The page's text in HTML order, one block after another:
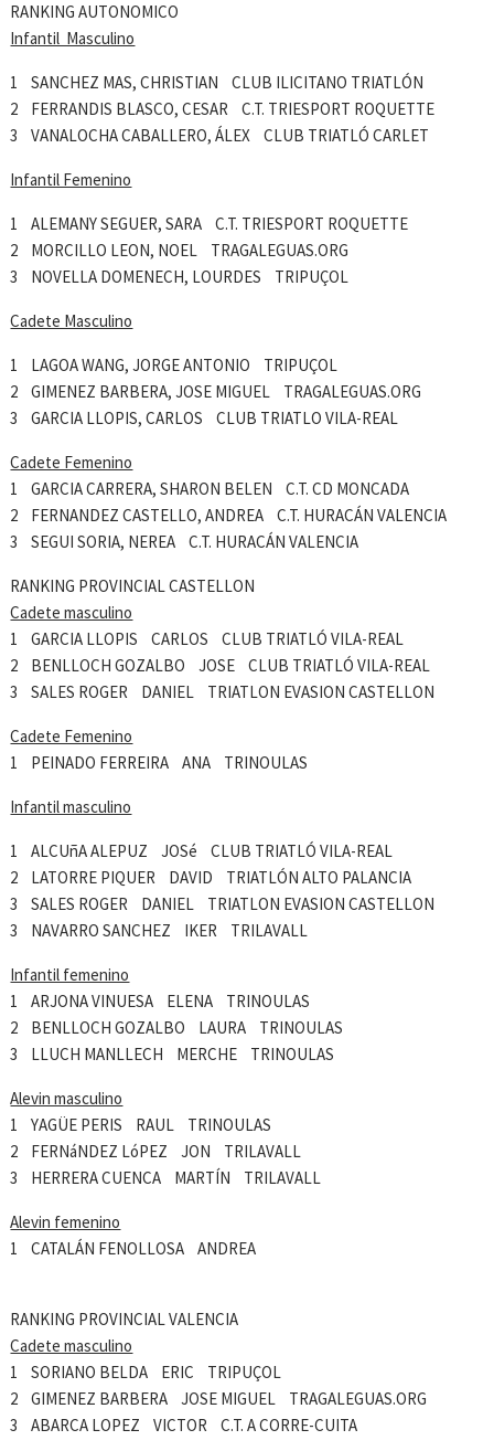
RANKING AUTONOMICO
Infantil Masculino
1 SANCHEZ MAS, CHRISTIAN CLUB ILICITANO TRIATLÓN
2 FERRANDIS BLASCO, CESAR C.T. TRIESPORT ROQUETTE
3 VANALOCHA CABALLERO, ÁLEX CLUB TRIATLÓ CARLET
Infantil Femenino
1 ALEMANY SEGUER, SARA C.T. TRIESPORT ROQUETTE
2 MORCILLO LEON, NOEL TRAGALEGUAS.ORG
3 NOVELLA DOMENECH, LOURDES TRIPUÇOL
Cadete Masculino
1 LAGOA WANG, JORGE ANTONIO TRIPUÇOL
2 GIMENEZ BARBERA, JOSE MIGUEL TRAGALEGUAS.ORG
3 GARCIA LLOPIS, CARLOS CLUB TRIATLO VILA-REAL
Cadete Femenino
1 GARCIA CARRERA, SHARON BELEN C.T. CD MONCADA
2 FERNANDEZ CASTELLO, ANDREA C.T. HURACÁN VALENCIA
3 SEGUI SORIA, NEREA C.T. HURACÁN VALENCIA
RANKING PROVINCIAL CASTELLON
Cadete masculino
1 GARCIA LLOPIS CARLOS CLUB TRIATLÓ VILA-REAL
2 BENLLOCH GOZALBO JOSE CLUB TRIATLÓ VILA-REAL
3 SALES ROGER DANIEL TRIATLON EVASION CASTELLON
Cadete Femenino
1 PEINADO FERREIRA ANA TRINOULAS
Infantil masculino
1 ALCUñA ALEPUZ JOSé CLUB TRIATLÓ VILA-REAL
2 LATORRE PIQUER DAVID TRIATLÓN ALTO PALANCIA
3 SALES ROGER DANIEL TRIATLON EVASION CASTELLON
3 NAVARRO SANCHEZ IKER TRILAVALL
Infantil femenino
1 ARJONA VINUESA ELENA TRINOULAS
2 BENLLOCH GOZALBO LAURA TRINOULAS
3 LLUCH MANLLECH MERCHE TRINOULAS
Alevin masculino
1 YAGÜE PERIS RAUL TRINOULAS
2 FERNáNDEZ LóPEZ JON TRILAVALL
3 HERRERA CUENCA MARTÍN TRILAVALL
Alevin femenino
1 CATALÁN FENOLLOSA ANDREA
RANKING PROVINCIAL VALENCIA
Cadete masculino
1 SORIANO BELDA ERIC TRIPUÇOL
2 GIMENEZ BARBERA JOSE MIGUEL TRAGALEGUAS.ORG
3 ABARCA LOPEZ VICTOR C.T. A CORRE-CUITA